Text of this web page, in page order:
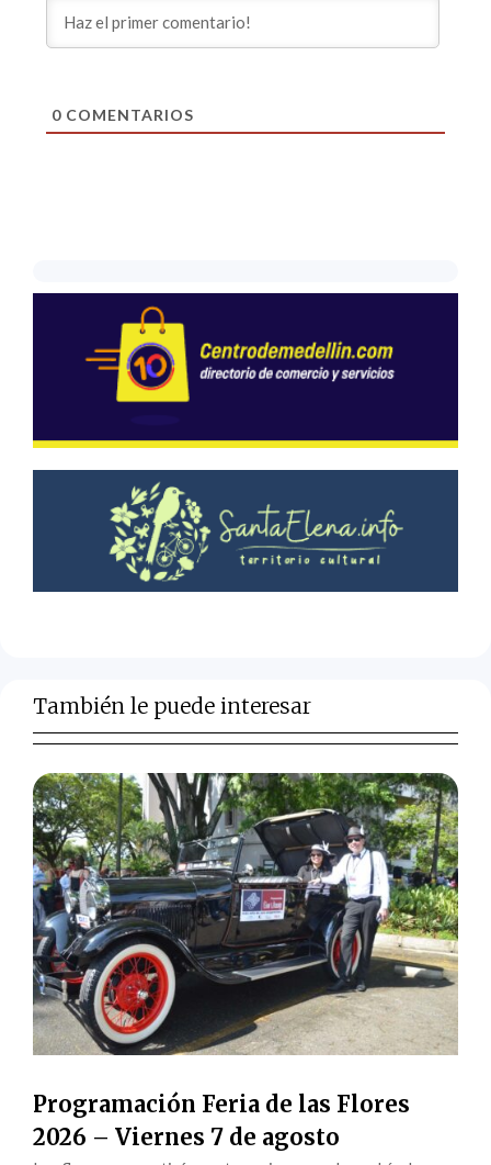
0COMENTARIOS
También le puede interesar
Programación Feria de las Flores
2026 – Viernes 7 de agosto